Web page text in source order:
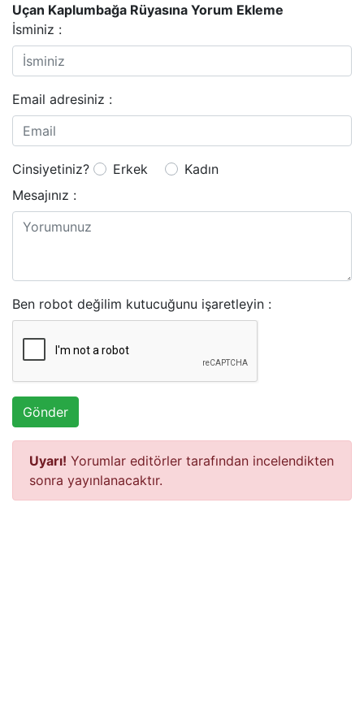
Uçan Kaplumbağa Rüyasına Yorum Ekleme
İsminiz :
Email adresiniz :
Cinsiyetiniz? Erkek
Kadın
Mesajınız :
Ben robot değilim kutucuğunu işaretleyin :
Gönder
Uyarı! Yorumlar editörler tarafından incelendikten
sonra yayınlanacaktır.